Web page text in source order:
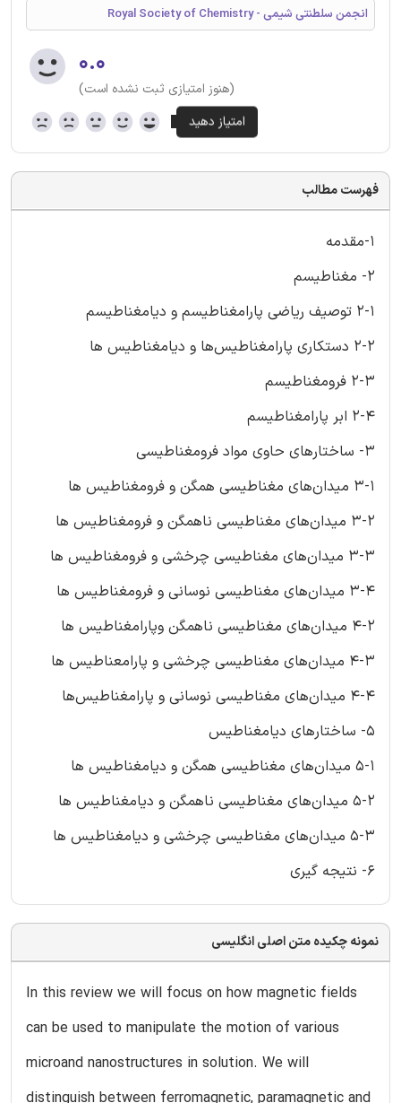
انجمن سلطنتی شیمی - Royal Society of Chemistry
۰.۰
(هنوز امتیازی ثبت نشده است)
فهرست مطالب
1-مقدمه
2- مغناطیسم
2-1 توصیف ریاضی پارامغناطیسم و دیامغناطیسم
2-2 دستکاری پارامغناطیس‌ها و دیامغناطیس ها
2-3 فرومغناطیسم
2-4 ابر پارامغناطیسم
3- ساختارهای حاوی مواد فرومغناطیسی
3-1 میدان‌های مغناطیسی همگن و فرومغناطیس ها
3-2 میدان‌های مغناطیسی ناهمگن و فرومغناطیس ها
3-3 میدان‌های مغناطیسی چرخشی و فرومغناطیس ها
3-4 میدان‌های مغناطیسی نوسانی و فرومغناطیس ها
4-2 میدان‌های مغناطیسی ناهمگن وپارامغناطیس ها
4-3 میدان‌های مغناطیسی چرخشی و پارامعناطیس ها
4-4 میدان‌های مغناطیسی نوسانی و پارامغناطیس‌ها
5- ساختارهای دیامغناطیس
5-1 میدان‌های مغناطیسی همگن و دیامغناطیس ها
5-2 میدان‌های مغناطیسی ناهمگن و دیامغناطیس ها
5-3 میدان‌های مغناطیسی چرخشی و دیامغناطیس ها
6- نتیجه گیری
نمونه چکیده متن اصلی انگلیسی
In this review we will focus on how magnetic fields
can be used to manipulate the motion of various
microand nanostructures in solution. We will
distinguish between ferromagnetic, paramagnetic and